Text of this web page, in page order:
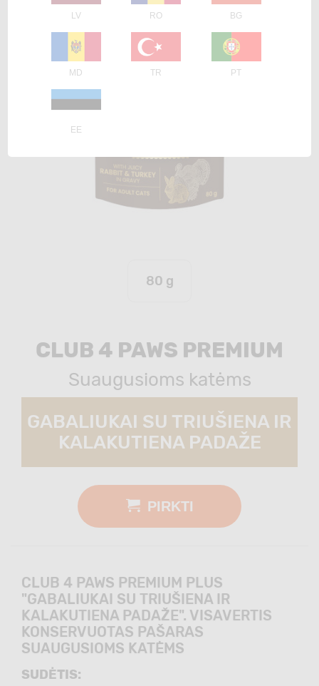
80 g
CLUB 4 PAWS PREMIUM
Suaugusioms katėms
GABALIUKAI SU TRIUŠIENA IR
KALAKUTIENA PADAŽE
PIRKTI
CLUB 4 PAWS PREMIUM PLUS
"GABALIUKAI SU TRIUŠIENA IR
KALAKUTIENA PADAŽE". VISAVERTIS
KONSERVUOTAS PAŠARAS
SUAUGUSIOMS KATĖMS
SUDĖTIS:
LV RO BG
MD TR PT
EE